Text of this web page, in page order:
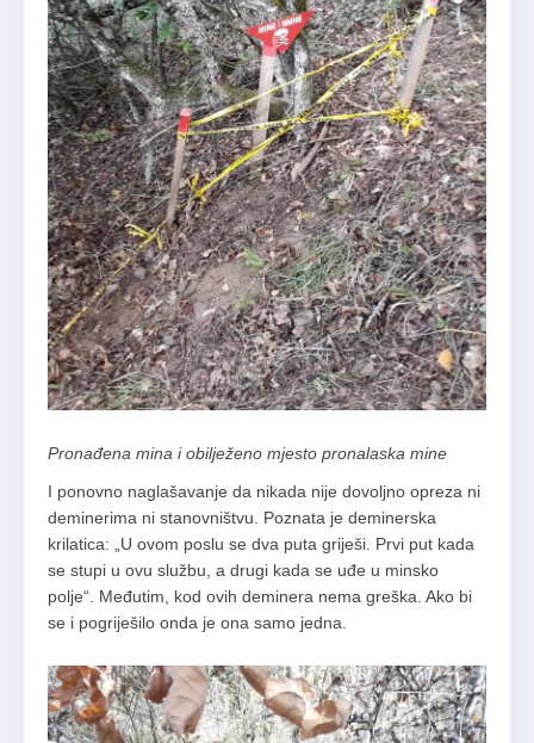
Pronađena mina i obilježeno mjesto pronalaska mine
I ponovno naglašavanje da nikada nije dovoljno opreza ni
deminerima ni stanovništvu. Poznata je deminerska
krilatica: „U ovom poslu se dva puta griješi. Prvi put kada
se stupi u ovu službu, a drugi kada se uđe u minsko
polje“. Međutim, kod ovih deminera nema greška. Ako bi
se i pogriješilo onda je ona samo jedna.